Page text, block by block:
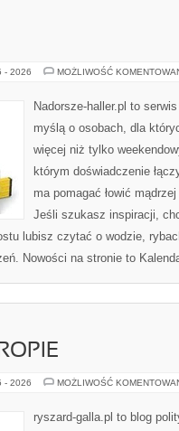
- 2026 MOŻLIWOŚĆ
Nadorsze-haller.pl to
myślą o osobach, dla
więcej niż tylko
którym doświadczenie
ma pomagać łowić
Jeśli szukasz inspiracji,
lubisz czytać o wodzie,
Nowości na stronie to
- 2026 MOŻLIWOŚĆ
ryszard-galla.pl to blog